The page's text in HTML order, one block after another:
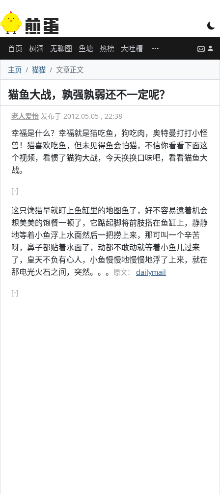
首页 树洞 无聊图 鱼塘 热榜 大吐槽
主页 猫猫 文章正文
猫鱼大战，孰强孰弱还不一定呢？
老人爱怡 发布于 2012.05.05 , 22:38
幸福是什么？幸福就是猫吃鱼，狗吃肉，奥特曼打打小怪
兽！猫喜欢吃鱼，但未见得鱼会怕猫，不信你看看下面这
个视频，看惯了猫狗大战，今天换换口味吧，看看猫鱼大
战。
[-]
这只馋猫早就盯上鱼缸里的地图鱼了，好不容易逮着机会
想美美的饱餐一顿了，它踮起脚将前肢搭在鱼缸上，静静
地等着小鱼浮上水面然后一把捞上来，那可叫一个辛苦
呀，鼻子都贴着水面了，动都不敢动就等着小鱼儿过来
了，皇天不负有心人，小鱼慢慢地慢慢地浮了上来，就在
那电光火石之间，突然。。。 原文： dailymail
[-]